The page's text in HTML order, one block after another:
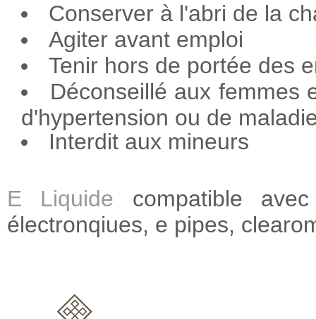
Conserver à l'abri de la
Agiter avant emploi
Tenir hors de portée des
Déconseillé aux femmes
d'hypertension ou de
Interdit aux mineurs
E Liquide compatible
électronqiues, e pipes,